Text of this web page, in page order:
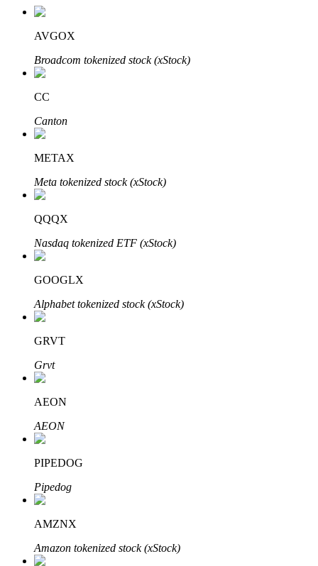
定投理财
享受活期理財及長期收益
學習理財
了解如何賺取穩定收入
Bitrue
合夥人計劃
AVGOX
Broadcom tokenized stock (xStock)
CC
Canton
METAX
Meta tokenized stock (xStock)
QQQX
Nasdaq tokenized ETF (xStock)
GOOGLX
Alphabet tokenized stock (xStock)
GRVT
Grvt
AEON
AEON
PIPEDOG
Pipedog
AMZNX
Amazon tokenized stock (xStock)